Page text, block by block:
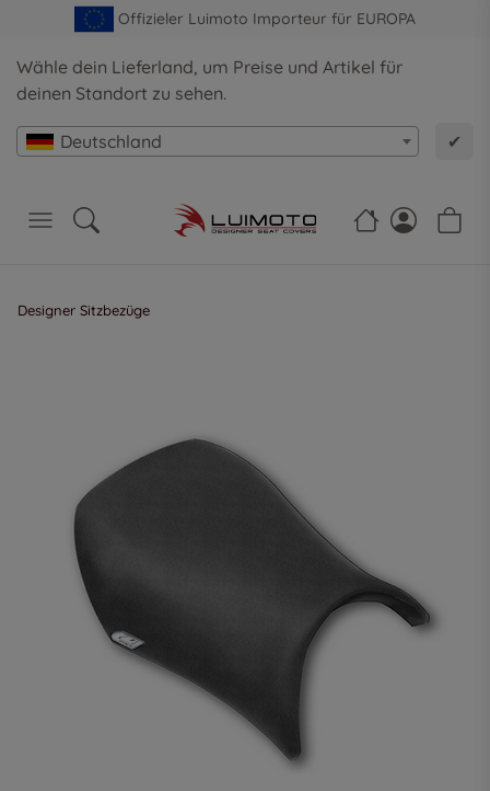
Offizieler Luimoto Importeur für EUROPA
Wähle dein Lieferland, um Preise und Artikel für
deinen Standort zu sehen.
Deutschland ✔
Designer Sitzbezüge